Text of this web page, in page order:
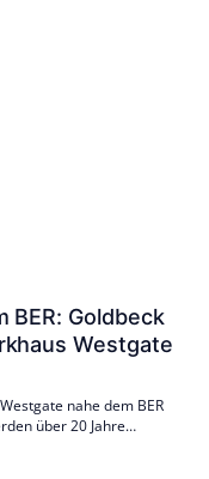
BER: Goldbeck
Westgate
nahe dem BER
über 20 Jahre
System und 14 E-
das Parkhaus